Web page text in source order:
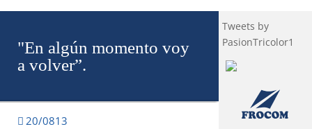
"En algún momento voy
a volver”.
20/0813
Tweets by
PasionTricolor1